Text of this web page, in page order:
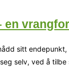
en
sitt
selv, ved å tilbe